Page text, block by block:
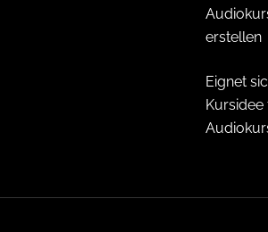
erstellen
Eignet
Kursidee